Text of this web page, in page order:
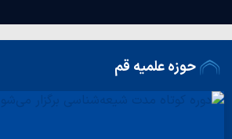
حوزه علمیه قم